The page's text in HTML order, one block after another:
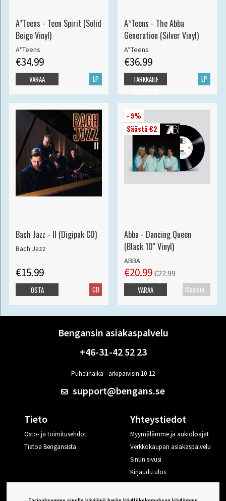
A*Teens - Teen Spirit (Solid
Beige Vinyl)
A*Teens
€34.99
LP
VARAA
A*Teens - The Abba
Generation (Silver Vinyl)
A*Teens
€36.99
LP
TARKKAILE
Bach Jazz - II (Digipak CD)
Bach Jazz
€15.99
CD
OSTA
- 9%
Säästä €2
Abba - Dancing Queen
(Black 10" Vinyl)
ABBA
€20.99€22.99
Maxisingle
VARAA
Bengansin asiakaspalvelu
+46-31-42 52 23
Puhelinaika - arkipäivisin 10-12
support@bengans.se
Tieto
Osto- ja toimitusehdot
Tietoa Bengansista
Yhteystiedot
Myymälämme ja aukioloajat
Verkkokaupan asiakaspalvelu
Sinun sivusi
Kirjaudu ulos
Haluan vinkkejä Bengansilta